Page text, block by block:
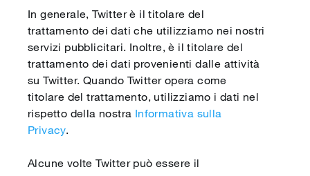
In generale, Twitter è il titolare del
trattamento dei dati che utilizziamo nei nostri
servizi pubblicitari. Inoltre, è il titolare del
trattamento dei dati provenienti dalle attività
su Twitter. Quando Twitter opera come
titolare del trattamento, utilizziamo i dati nel
rispetto della nostra Informativa sulla
Privacy.
Alcune volte Twitter può essere il